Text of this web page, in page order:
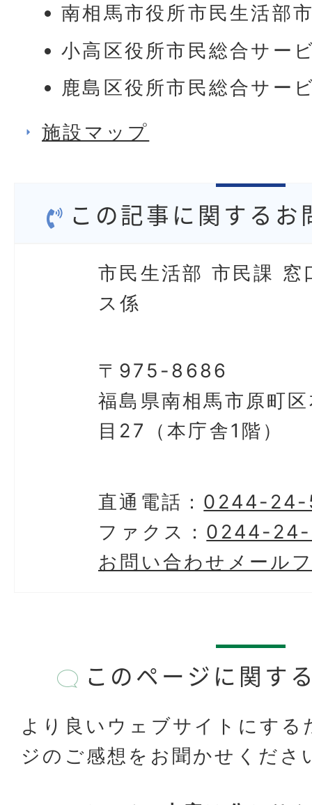
南相馬市役所市民生活部
小高区役所市民総合サー
鹿島区役所市民総合サー
施設マップ
この記事に関するお
市民生活部 市民課 窓
ス係
〒975-8686
福島県南相馬市原町
目27（本庁舎1階）
直通電話： 0244-
ファクス： 0244-
お問い合わせメール
このページに関す
より良いウェブサイトにする
ジのご感想をお聞かせくださ